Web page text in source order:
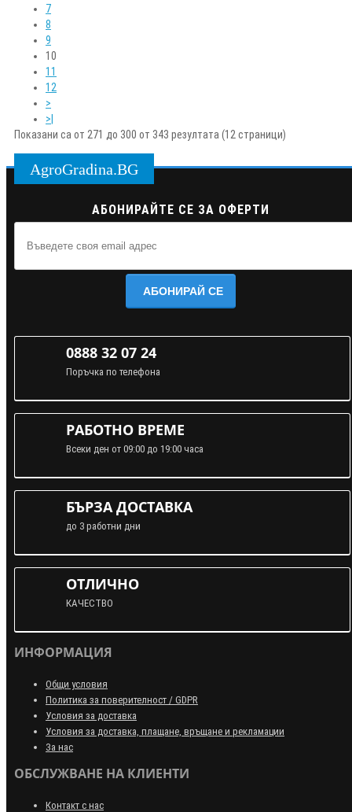
7
8
9
10
11
12
>
>|
Показани са от 271 до 300 от 343 резултата (12 страници)
AgroGradina.BG
АБОНИРАЙТЕ СЕ ЗА ОФЕРТИ
АБОНИРАЙ СЕ
0888 32 07 24
Поръчка по телефона
РАБОТНО ВРЕМЕ
Всеки ден от 09:00 до 19:00 часа
БЪРЗА ДОСТАВКА
до 3 работни дни
ОТЛИЧНО
КАЧЕСТВО
ИНФОРМАЦИЯ
Общи условия
Политика за поверителност / GDPR
Условия за доставка
Условия за доставка, плащане, връщане и рекламации
За нас
ОБСЛУЖВАНЕ НА КЛИЕНТИ
Контакт с нас